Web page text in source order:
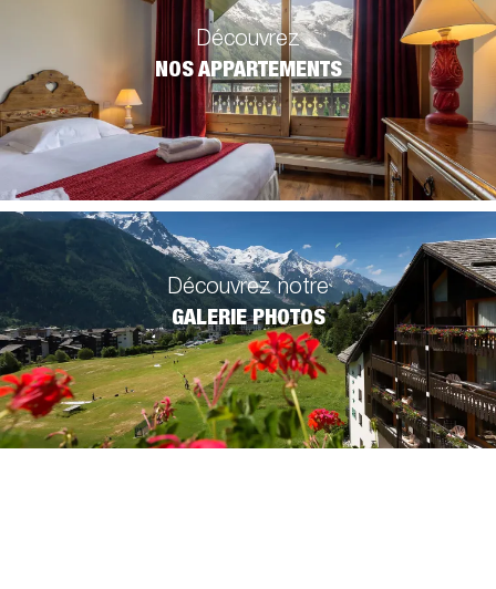
Découvrez
NOS APPARTEMENTS
Découvrez notre
GALERIE PHOTOS